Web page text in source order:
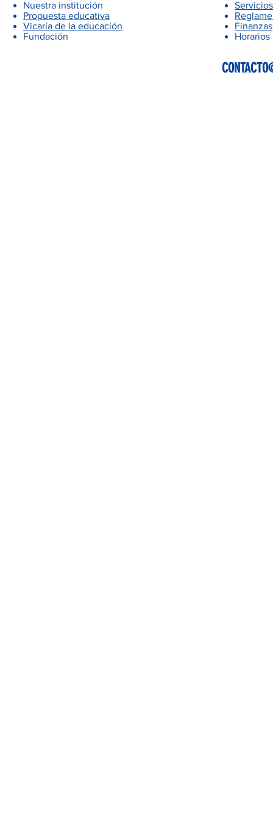
Nuestra institución
Propuesta educativa
Vicaría de la educación
Fundación
Servicios
Finanzas
Horarios